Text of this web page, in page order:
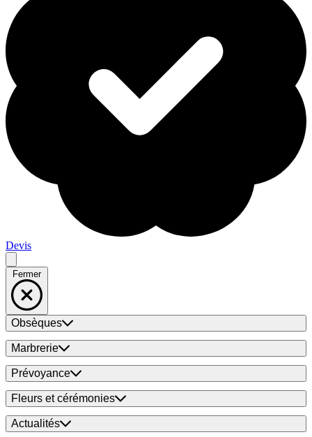
Devis
Fermer
Obsèques
Marbrerie
Prévoyance
Fleurs et cérémonies
Actualités